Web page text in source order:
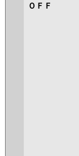
ＯＦＦ